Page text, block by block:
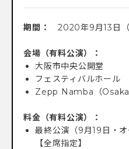
期間： 2020年9月13日（
会場（有料公演）：
大阪市中央公開堂
フェスティバルホール
Zepp Namba（Osaka
料金（有料公演）：
最終公演（9月19日・オ
【全席指定】